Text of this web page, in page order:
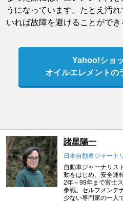
うになっています。たとえ汚
いれば故障を避けることができ
Yahoo!ショ
オイルエレメントの
諸星陽一
日本自動車ジャーナ
自動車ジャーナリス
動をはじめ、安全運
2年～99年まで富士
参戦。セルフメンテ
少ない専門家の一人